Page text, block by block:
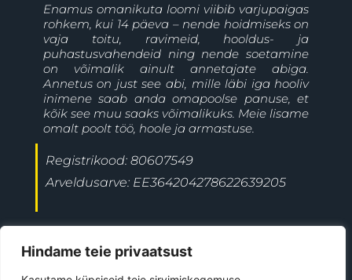
Hindame teie privaatsust
Enamus omanikuta loomi viibib varjupaigas
rohkem, kui 14 päeva – nende hoidmiseks on
vaja toitu, ravimeid, hooldus- ja
puhastusvahendeid ning nende soetamine
on võimalik ainult annetajate abiga.
Annetus on just see abi, mille läbi iga hooliv
inimene saab anda omapoolse panuse, et
kõik see muu saaks võimalikuks. Meie lisame
omalt poolt töö, hoole ja armastuse.
Registrikood: 80607549
Arveldusarve: EE364204278622639205
ave@kiisutahabkoju.ee